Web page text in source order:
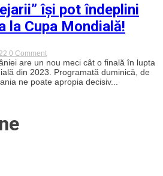
își pot îndeplini
la Cupa Mondială!
0 Commenton
Ziua
în
care
„Stejarii”
are un nou meci cât o finală în lupta
din 2023. Programată duminică, de
ne poate apropia decisiv...